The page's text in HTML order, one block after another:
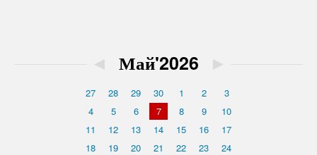
◄ Май'2026 ►
27 28 29 30 1 2
3
4
5 6 7 8 9
10
11
12 13 14 15 16
17
18
19 20 21 22 23
24